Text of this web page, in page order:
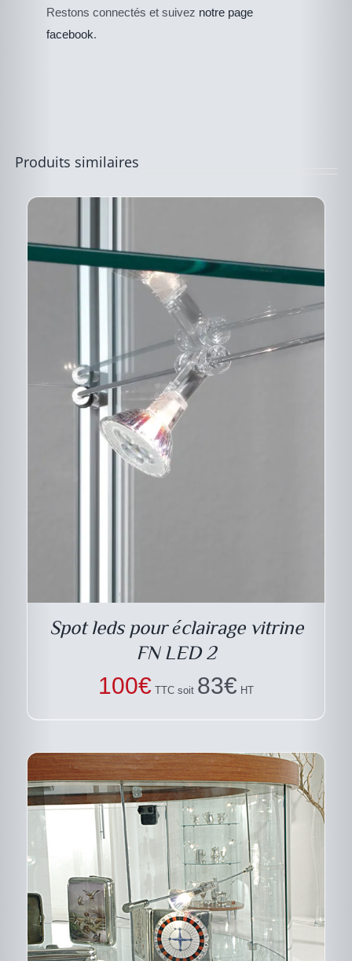
Restons connectés et suivez notre page
facebook.
Produits similaires
Spot leds pour éclairage vitrine
FN LED 2
100€ TTC soit 83€ HT